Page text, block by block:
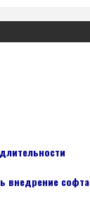
внедрение софта